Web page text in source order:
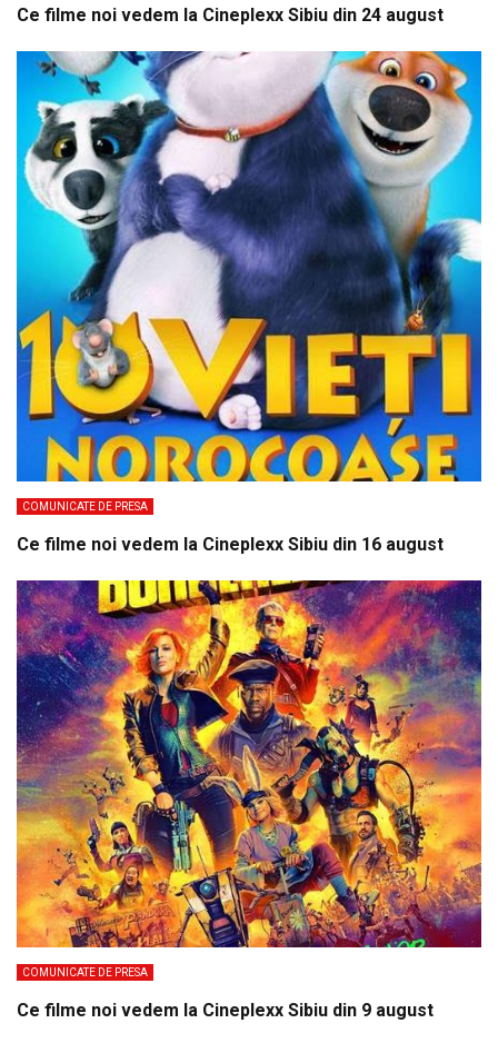
Ce filme noi vedem la Cineplexx Sibiu din 24 august
COMUNICATE DE PRESA
Ce filme noi vedem la Cineplexx Sibiu din 16 august
COMUNICATE DE PRESA
Ce filme noi vedem la Cineplexx Sibiu din 9 august